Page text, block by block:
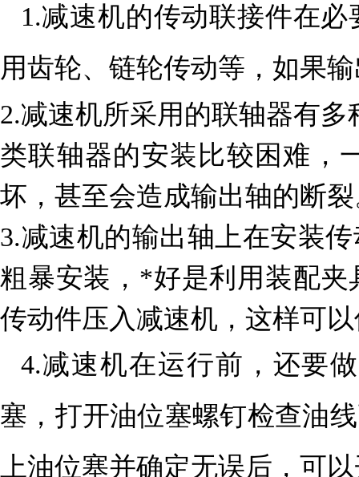
1.减速机的传动联接件在
用齿轮、链轮传动等，如果
2.减速机所采用的联轴器有
类联轴器的安装比较困难，
坏，甚至会造成输出轴的断
3.减速机的输出轴上在安装
粗暴安装，*好是利用装配
传动件压入减速机，这样可
4.减速机在运行前，还要
塞，打开油位塞螺钉检查油
上油位塞并确定无误后，可